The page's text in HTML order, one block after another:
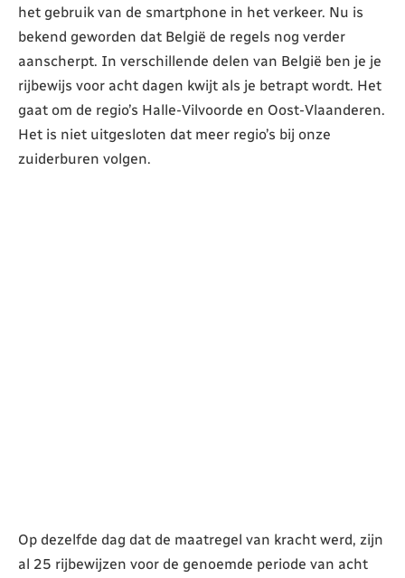
het gebruik van de smartphone in het verkeer. Nu is
bekend geworden dat België de regels nog verder
aanscherpt. In verschillende delen van België ben je je
rijbewijs voor acht dagen kwijt als je betrapt wordt. Het
gaat om de regio’s Halle-Vilvoorde en Oost-Vlaanderen.
Het is niet uitgesloten dat meer regio’s bij onze
zuiderburen volgen.
Op dezelfde dag dat de maatregel van kracht werd, zijn
al 25 rijbewijzen voor de genoemde periode van acht